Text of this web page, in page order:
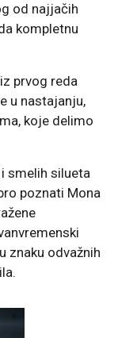
od najjačih
kompletnu
prvog reda
u nastajanju,
koje delimo
smelih silueta
poznati Mona
znaku odvažnih